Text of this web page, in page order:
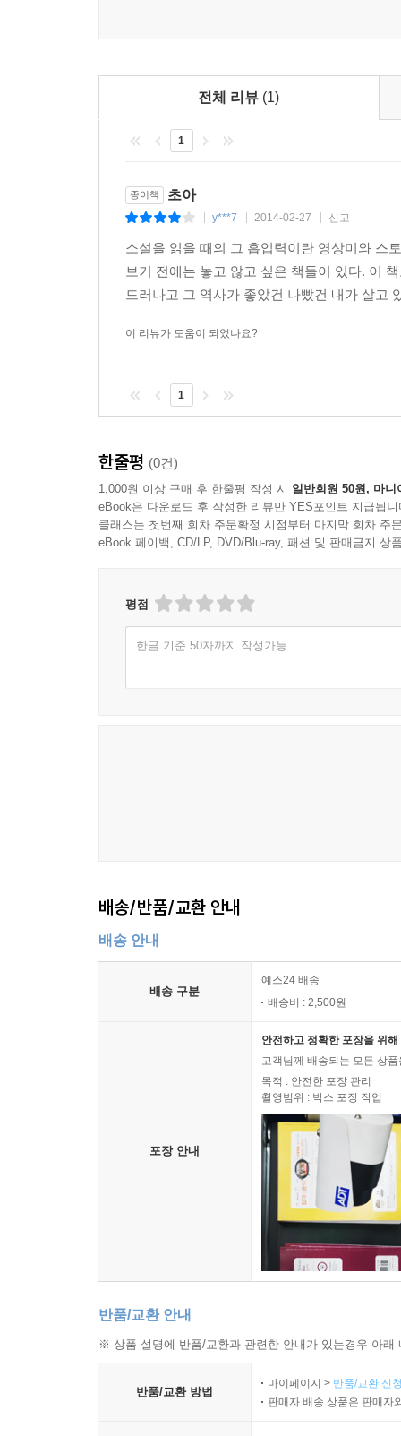
‘30초 아카데미’ 시리즈의 세 번째 지식창고 『30
2010년 오픈하우스가 새롭게 마련한 ‘30초 아카
그 목적을 두고 있다. 학생들에게는 심화학습
심리학』, 『30초 종교』등이 속속 출간될 예정이
전체 리뷰 (1)
1
종이책 초아
y***7 2014-02-27 신고
소설을 읽을 때의 그 흡입력이란 영상미와 스
보기 전에는 놓고 않고 싶은 책들이 있다. 이
드러나고 그 역사가 좋았건 나빴건 내가 살고
이 리뷰가 도움이 되었나요?
1
한줄평 (0건)
1,000원 이상 구매 후 한줄평 작성 시 일반회원 50원, 마니
eBook은 다운로드 후 작성한 리뷰만 YES포인트 지급됩니
클래스는 첫번째 회차 주문확정 시점부터 마지막 회차 주
eBook 페이백, CD/LP, DVD/Blu-ray, 패션 및 판매금지 상
평점
한글 기준 50자까지 작성가능
배송/반품/교환 안내
배송 안내
배송 구분
예스24 배송
배송비 : 2,500원
포장 안내
안전하고 정확한 포장을 위
고객님께 배송되는 모든 상
목적 : 안전한 포장 관리
촬영범위 : 박스 포장 작업
반품/교환 안내
※ 상품 설명에 반품/교환과 관련한 안내가 있는경우 아
반품/교환 방법
마이페이지 > 반품/교환 신
판매자 배송 상품은 판매자